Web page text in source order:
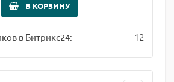
В КОРЗИНУ
в Битрикс24: 12